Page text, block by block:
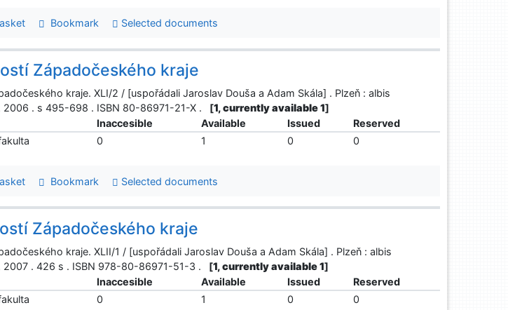
Bookmark Selected documents
Západočeského kraje
kraje. XLI/2 / [uspořádali Jaroslav Douša a Adam Skála] . Plzeň : albis
2006 . s 495-698 . ISBN 80-86971-21-X .
[1, currently available 1]
Inaccesible Available Issued
Reserved
0 1 0 0
Bookmark Selected documents
Západočeského kraje
kraje. XLII/1 / [uspořádali Jaroslav Douša a Adam Skála] . Plzeň : albis
2007 . 426 s . ISBN 978-80-86971-51-3 .
[1, currently available 1]
Inaccesible Available Issued
Reserved
0 1 0 0